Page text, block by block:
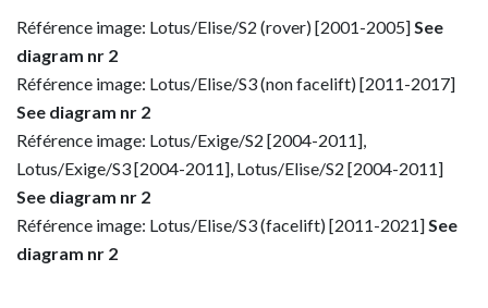
Référence image: Lotus/Elise/S2 (rover) [2001-2005]See
diagram nr 2
Référence image: Lotus/Elise/S3 (non facelift) [2011-2017]
See diagram nr 2
Référence image: Lotus/Exige/S2 [2004-2011],
Lotus/Exige/S3 [2004-2011], Lotus/Elise/S2 [2004-2011]
See diagram nr 2
Référence image: Lotus/Elise/S3 (facelift) [2011-2021]See
diagram nr 2